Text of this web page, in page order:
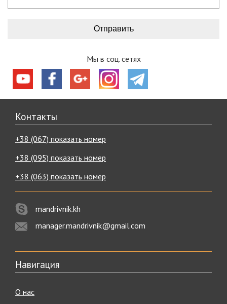
Мы в соц. сетях
Контакты
+38 (067) показать номер
+38 (095) показать номер
+38 (063) показать номер
mandrivnik.kh
manager.mandrivnik@gmail.com
Навигация
О нас